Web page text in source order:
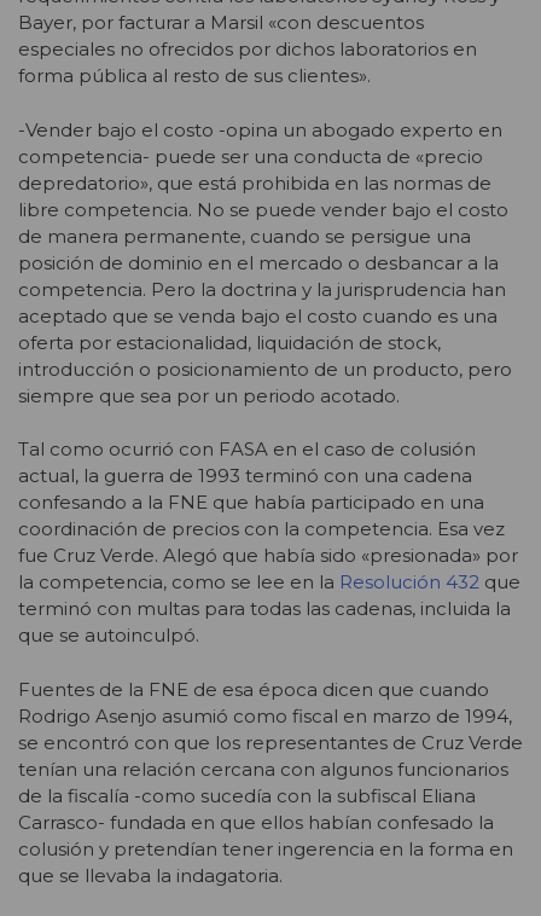
Bayer, por facturar a Marsil «con descuentos
especiales no ofrecidos por dichos laboratorios en
forma pública al resto de sus clientes».
-Vender bajo el costo -opina un abogado experto en
competencia- puede ser una conducta de «precio
depredatorio», que está prohibida en las normas de
libre competencia. No se puede vender bajo el costo
de manera permanente, cuando se persigue una
posición de dominio en el mercado o desbancar a la
competencia. Pero la doctrina y la jurisprudencia han
aceptado que se venda bajo el costo cuando es una
oferta por estacionalidad, liquidación de stock,
introducción o posicionamiento de un producto, pero
siempre que sea por un periodo acotado.
Tal como ocurrió con FASA en el caso de colusión
actual, la guerra de 1993 terminó con una cadena
confesando a la FNE que había participado en una
coordinación de precios con la competencia. Esa vez
fue Cruz Verde. Alegó que había sido «presionada» por
la competencia, como se lee en la Resolución 432 que
terminó con multas para todas las cadenas, incluida la
que se autoinculpó.
Fuentes de la FNE de esa época dicen que cuando
Rodrigo Asenjo asumió como fiscal en marzo de 1994,
se encontró con que los representantes de Cruz Verde
tenían una relación cercana con algunos funcionarios
de la fiscalía -como sucedía con la subfiscal Eliana
Carrasco- fundada en que ellos habían confesado la
colusión y pretendían tener ingerencia en la forma en
que se llevaba la indagatoria.